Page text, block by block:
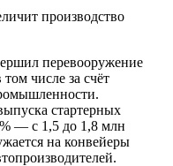
производство
перевооружение
числе за счёт
стартерных
— с 1,5 до 1,8 млн
на конвейеры